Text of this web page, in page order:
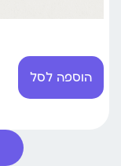
הוספה לסל